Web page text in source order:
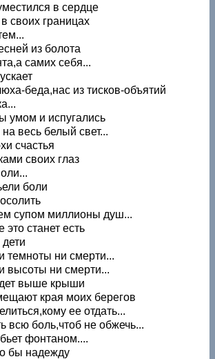
в сердце
своих границах
из болота
самих себя...
беда,нас из тисков-объятий
умом и испугались
весь белый свет...
счастья
своих глаз
боли
супом миллионы душ...
это станет есть
темноты ни смерти...
высоты ни смерти...
выше крыши
края моих берегов
ее отдать...
всю боль,чтоб не обжечь...
фонтаном....
бы надежду